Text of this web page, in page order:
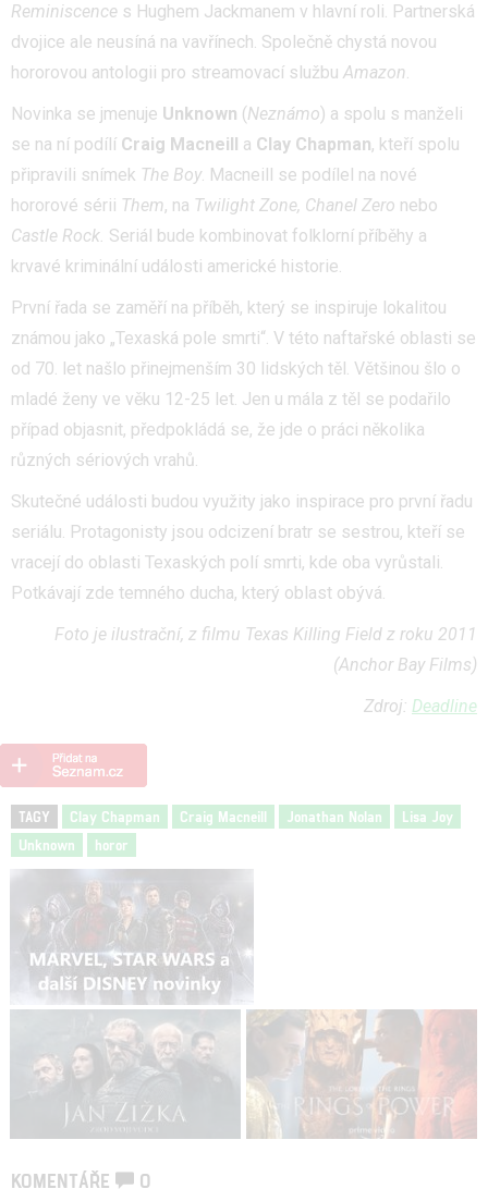
Reminiscence s Hughem Jackmanem v hlavní roli. Partnerská
dvojice ale neusíná na vavřínech. Společně chystá novou
hororovou antologii pro streamovací službu Amazon.
Novinka se jmenuje Unknown (Neznámo) a spolu s manželi
se na ní podílí Craig Macneill a Clay Chapman, kteří spolu
připravili snímek The Boy. Macneill se podílel na nové
hororové sérii Them, na Twilight Zone, Chanel Zero nebo
Castle Rock. Seriál bude kombinovat folklorní příběhy a
krvavé kriminální události americké historie.
První řada se zaměří na příběh, který se inspiruje lokalitou
známou jako „Texaská pole smrti“. V této naftařské oblasti se
od 70. let našlo přinejmenším 30 lidských těl. Většinou šlo o
mladé ženy ve věku 12-25 let. Jen u mála z těl se podařilo
případ objasnit, předpokládá se, že jde o práci několika
různých sériových vrahů.
Skutečné události budou využity jako inspirace pro první řadu
seriálu. Protagonisty jsou odcizení bratr se sestrou, kteří se
vracejí do oblasti Texaských polí smrti, kde oba vyrůstali.
Potkávají zde temného ducha, který oblast obývá.
Foto je ilustrační, z filmu Texas Killing Field z roku 2011
(Anchor Bay Films)
Zdroj: Deadline
TAGY Clay Chapman Craig Macneill Jonathan Nolan
Lisa Joy
Unknown
horor
KOMENTÁŘE 0